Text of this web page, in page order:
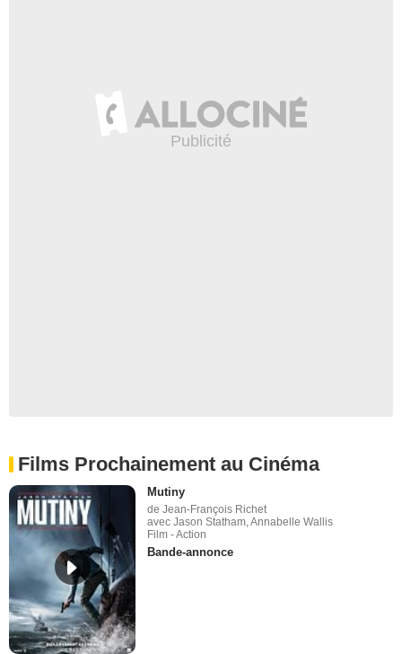
Films Prochainement au Cinéma
Mutiny
de Jean-François Richet
avec Jason Statham, Annabelle Wallis
Film - Action
Bande-annonce